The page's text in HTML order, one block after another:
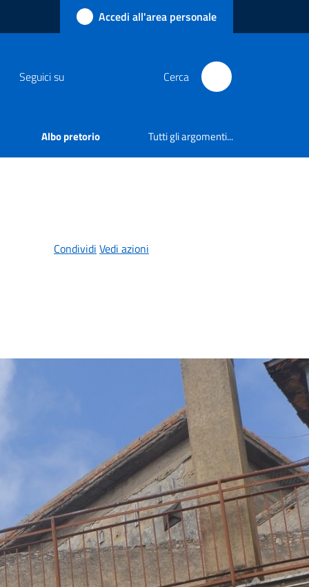
Accedi all'area personale
Seguici su Cerca
Albo pretorio Tutti gli argomenti...
Condividi Vedi azioni